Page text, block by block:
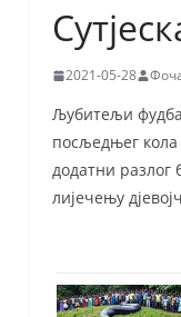
2021-05-28
Љубитељи
посљедњег кола
додатни разлог
лијечењу